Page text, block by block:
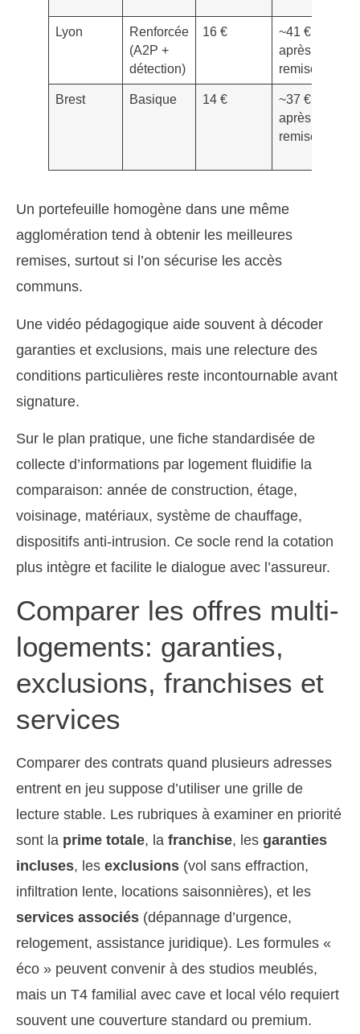
Lyon
Renforcée
(A2P +
détection)
16 €
~41 €
après
remise
Brest Basique 14 €
~37 €
après
remise
Un portefeuille homogène dans une même
agglomération tend à obtenir les meilleures
remises, surtout si l’on sécurise les accès
communs.
Une vidéo pédagogique aide souvent à décoder
garanties et exclusions, mais une relecture des
conditions particulières reste incontournable avant
signature.
Sur le plan pratique, une fiche standardisée de
collecte d’informations par logement fluidifie la
comparaison: année de construction, étage,
voisinage, matériaux, système de chauffage,
dispositifs anti-intrusion. Ce socle rend la cotation
plus intègre et facilite le dialogue avec l’assureur.
Comparer les offres multi-
logements: garanties,
exclusions, franchises et
services
Comparer des contrats quand plusieurs adresses
entrent en jeu suppose d’utiliser une grille de
lecture stable. Les rubriques à examiner en priorité
sont la prime totale, la franchise, les garanties
incluses, les exclusions (vol sans effraction,
infiltration lente, locations saisonnières), et les
services associés (dépannage d’urgence,
relogement, assistance juridique). Les formules «
éco » peuvent convenir à des studios meublés,
mais un T4 familial avec cave et local vélo requiert
souvent une couverture standard ou premium.